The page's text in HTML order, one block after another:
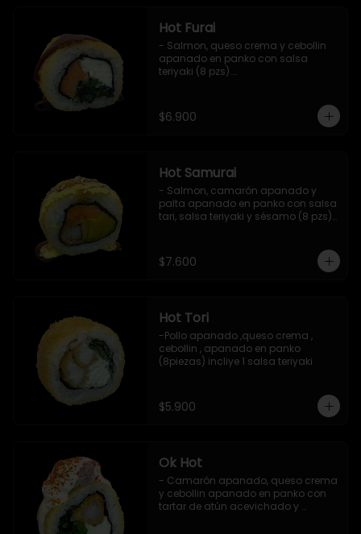
Hot Furai
- Salmon, queso crema y cebollin
apanado en panko con salsa
teriyaki (8 pzs).
$6.900
Hot Samurai
- Salmon, camarón apanado y
palta apanado en panko con salsa
tari, salsa teriyaki y sésamo (8 pzs).
$7.600
Hot Tori
-Pollo apanado ,queso crema ,
cebollin , apanado en panko
(8piezas) incliye 1 salsa teriyaki
$5.900
Ok Hot
- Camarón apanado, queso crema
y cebollin apanado en panko con
tartar de atún acevichado y